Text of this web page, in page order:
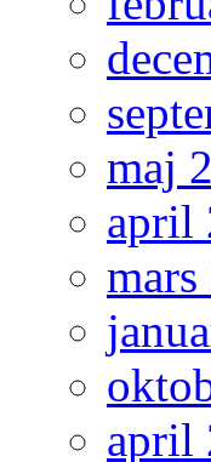
maj
april
april